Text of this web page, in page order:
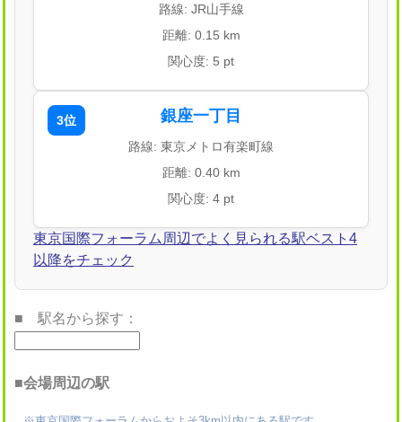
路線: JR山手線
距離: 0.15 km
関心度: 5 pt
3位 銀座一丁目
路線: 東京メトロ有楽町線
距離: 0.40 km
関心度: 4 pt
東京国際フォーラム周辺でよく見られる駅ベスト4
以降をチェック
■ 駅名から探す：
■会場周辺の駅